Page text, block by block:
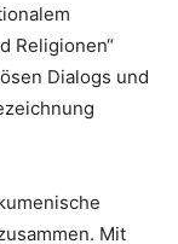
Religionen“
Dialogs und
Mit